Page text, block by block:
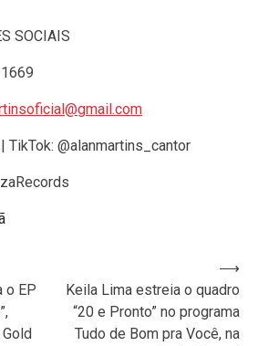
SOCIAIS
TikTok: @alanmartins_cantor
o EP
Keila Lima estreia o quadro
“20 e Pronto” no programa
Tudo de Bom pra Você, na
⟶